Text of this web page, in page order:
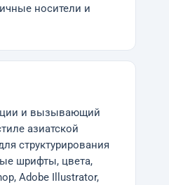
носители и
и вызывающий
азиатской
структурирования
шрифты, цвета,
Adobe Illustrator,